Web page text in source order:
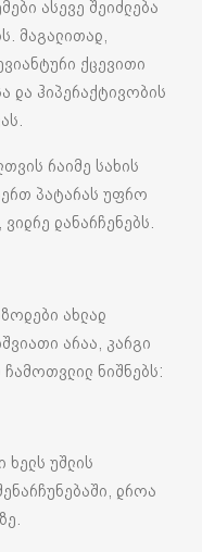
ასევე შეიძლება
მაგალითად,
ქცევითი
და ჰიპერაქტივობის
რაიმე სახის
პატარას უფრო
დანარჩენებს.
ახლად
არაა, კარგი
ნიშნებს:
ხელს უშლის
დროა